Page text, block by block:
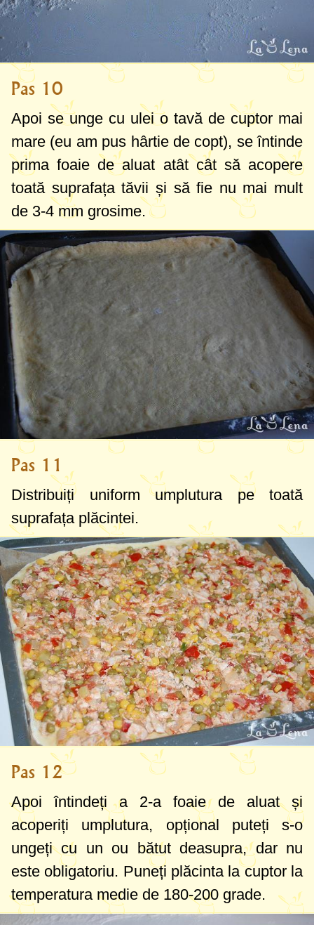
Pas 10
Apoi se unge cu ulei o tavă de cuptor mai
mare (eu am pus hârtie de copt), se întinde
prima foaie de aluat atât cât să acopere
toată suprafața tăvii și să fie nu mai mult
de 3-4 mm grosime.
Pas 11
Distribuiți uniform umplutura pe toată
suprafața plăcintei.
Pas 12
Apoi întindeți a 2-a foaie de aluat și
acoperiți umplutura, opțional puteți s-o
ungeți cu un ou bătut deasupra, dar nu
este obligatoriu. Puneți plăcinta la cuptor la
temperatura medie de 180-200 grade.